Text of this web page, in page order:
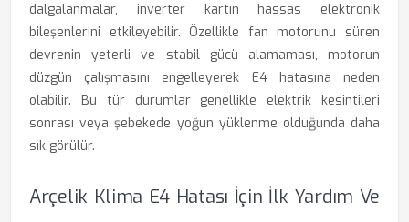
dalgalanmalar, inverter kartın hassas elektronik
bileşenlerini etkileyebilir. Özellikle fan motorunu süren
devrenin yeterli ve stabil gücü alamaması, motorun
düzgün çalışmasını engelleyerek E4 hatasına neden
olabilir. Bu tür durumlar genellikle elektrik kesintileri
sonrası veya şebekede yoğun yüklenme olduğunda daha
sık görülür.
Arçelik Klima E4 Hatası İçin İlk Yardım Ve